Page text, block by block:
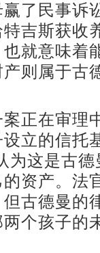
了民事诉
吉斯获收
就意味着
则属于古
正在审理
立的信托
为这是古
资产。法
古德曼的
个孩子的